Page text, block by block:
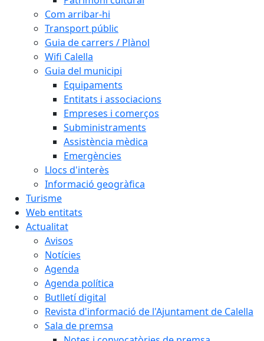
Com arribar-hi
Transport públic
Guia de carrers / Plànol
Wifi Calella
Guia del municipi
Equipaments
Entitats i associacions
Empreses i comerços
Subministraments
Assistència mèdica
Emergències
Llocs d'interès
Informació geogràfica
Turisme
Web entitats
Actualitat
Avisos
Notícies
Agenda
Agenda política
Butlletí digital
Revista d'informació de l'Ajuntament de Calella
Sala de premsa